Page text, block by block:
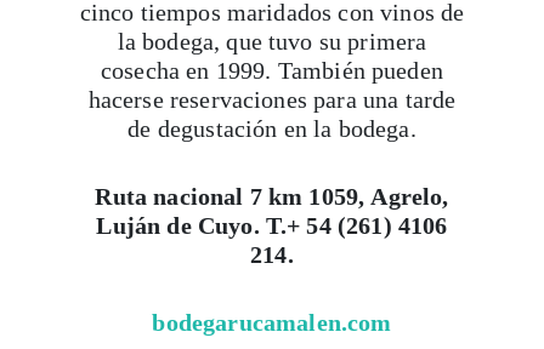
cinco tiempos maridados con vinos de
la bodega, que tuvo su primera
cosecha en 1999. También pueden
hacerse reservaciones para una tarde
de degustación en la bodega.
Ruta nacional 7 km 1059, Agrelo,
Luján de Cuyo. T.+ 54 (261) 4106
214.
bodegarucamalen.com